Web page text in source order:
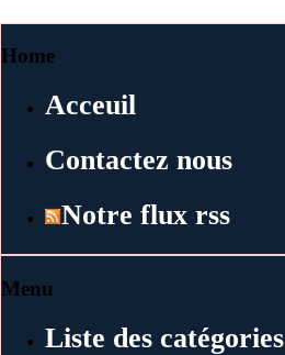
Home
Acceuil
Contactez nous
Notre flux rss
Menu
Liste des catégories